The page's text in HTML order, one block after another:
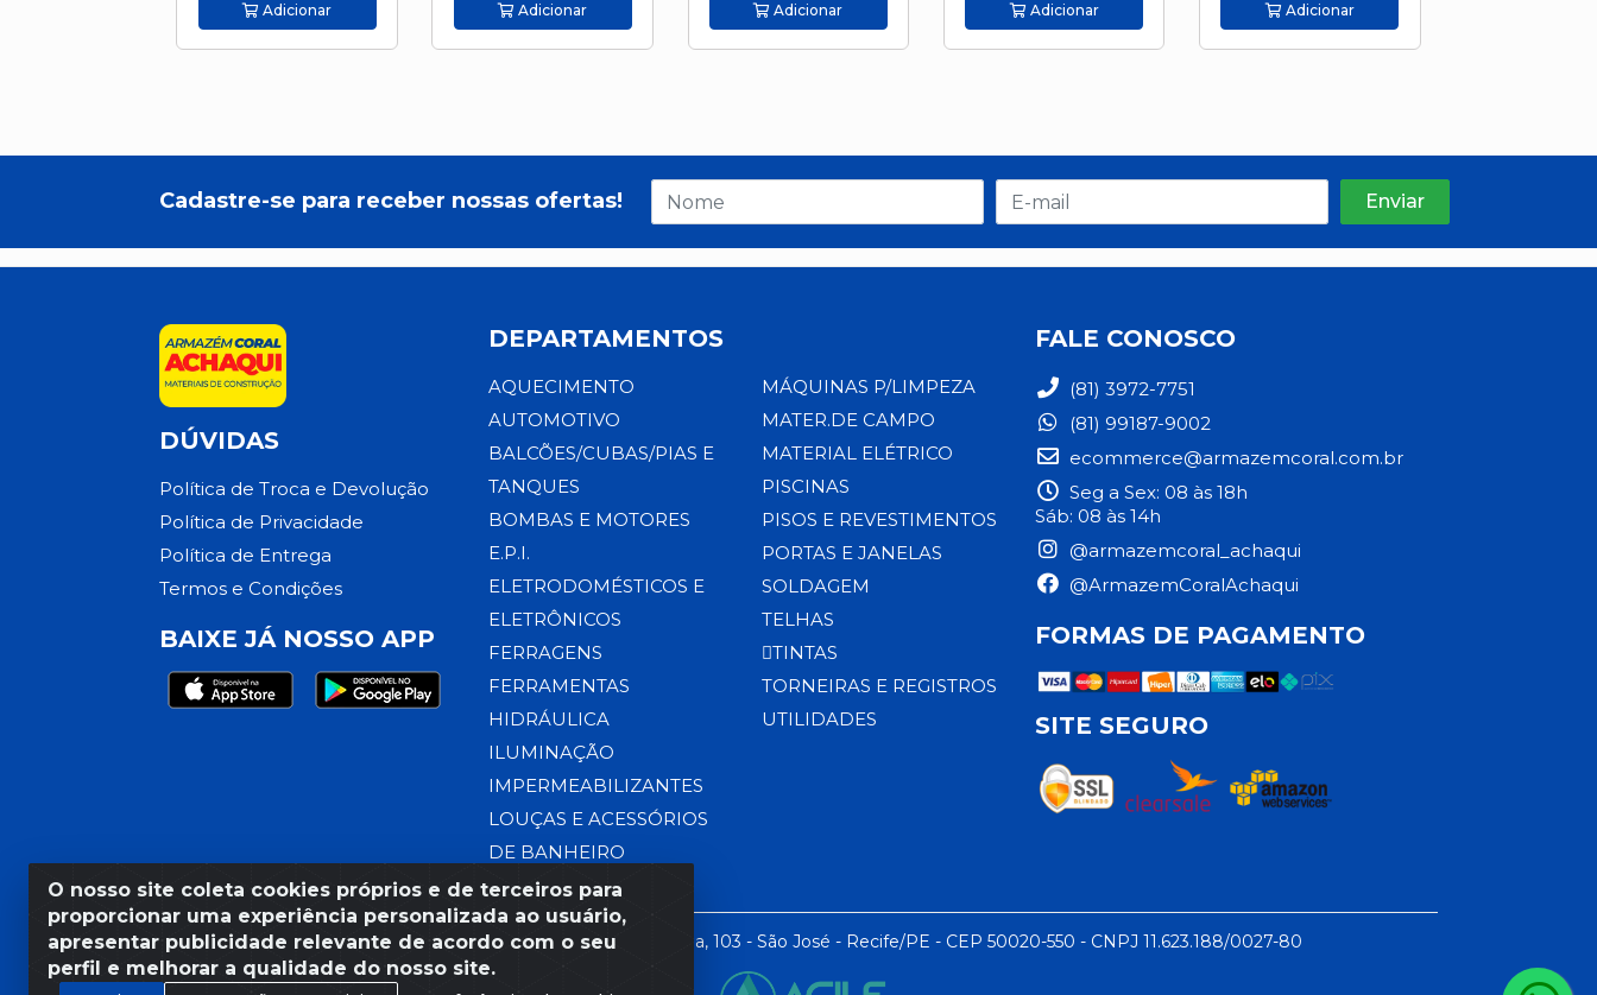
Adicionar Adicionar Adicionar Adicionar Adicionar
O nosso site coleta cookies próprios e de terceiros para
proporcionar uma experiência personalizada ao usuário,
apresentar publicidade relevante de acordo com o seu
perfil e melhorar a qualidade do nosso site.
Cadastre-se para receber nossas ofertas!
DÚVIDAS
Política de Troca e Devolução
Política de Privacidade
Política de Entrega
Termos e Condições
BAIXE JÁ NOSSO APP
DEPARTAMENTOS
AQUECIMENTO
AUTOMOTIVO
BALCÕES/CUBAS/PIAS E
TANQUES
BOMBAS E MOTORES
E.P.I.
ELETRODOMÉSTICOS E
ELETRÔNICOS
FERRAGENS
FERRAMENTAS
HIDRÁULICA
ILUMINAÇÃO
IMPERMEABILIZANTES
LOUÇAS E ACESSÓRIOS
DE BANHEIRO
MÁQUINAS P/LIMPEZA
MATER.DE CAMPO
MATERIAL ELÉTRICO
PISCINAS
PISOS E REVESTIMENTOS
PORTAS E JANELAS
SOLDAGEM
TELHAS
TINTAS
TORNEIRAS E REGISTROS
UTILIDADES
FALE CONOSCO
(81) 3972-7751
(81) 99187-9002
ecommerce@armazemcoral.com.br
Seg a Sex: 08 às 18h
Sáb: 08 às 14h
@armazemcoral_achaqui
@ArmazemCoralAchaqui
FORMAS DE PAGAMENTO
SITE SEGURO
Razão Social: Armazém Coral LTDA - Rua da Praia, 103 - São José - Recife/PE - CEP 50020-550 - CNPJ 11.623.188/0027-80